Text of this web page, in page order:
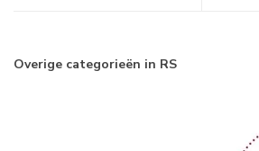
Overige categorieën in RS